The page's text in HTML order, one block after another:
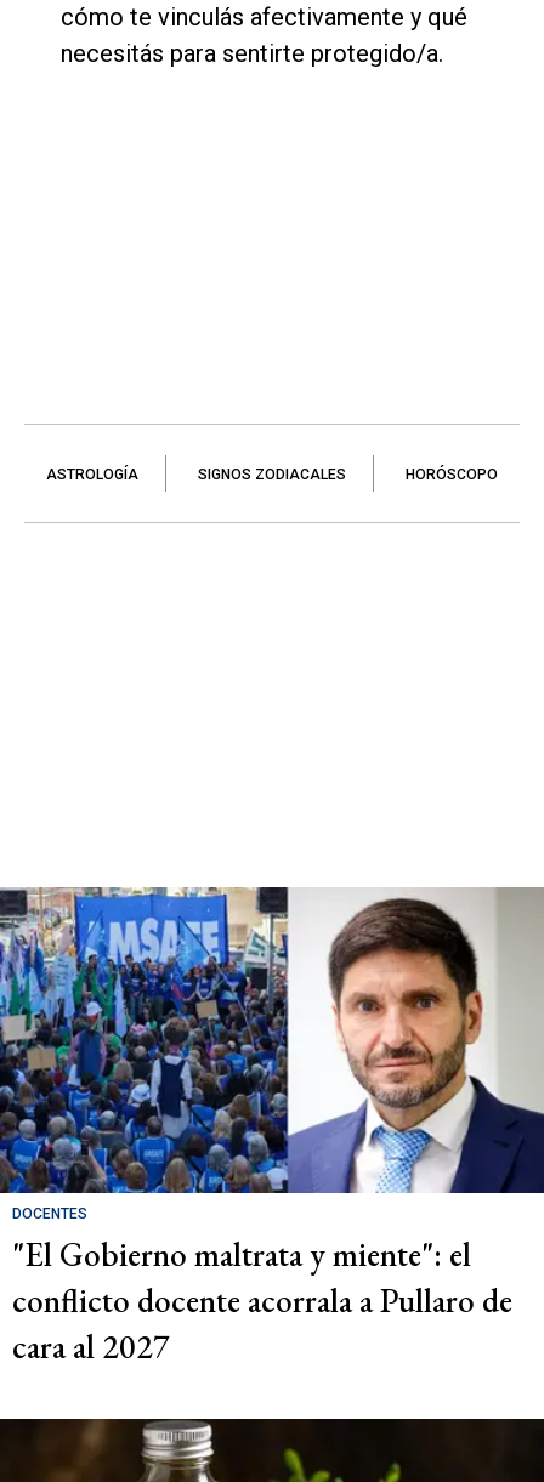
cómo te vinculás afectivamente y qué
necesitás para sentirte protegido/a.
ASTROLOGÍA SIGNOS ZODIACALES HORÓSCOPO
DOCENTES
"El Gobierno maltrata y miente": el
conflicto docente acorrala a Pullaro de
cara al 2027